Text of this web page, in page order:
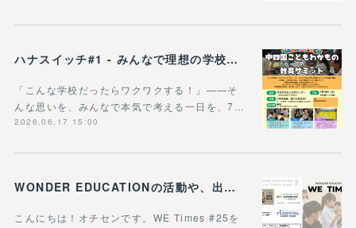
ハナスイッチ#1 - みんなで理想の学校や学びの未来を考える新企画、スタート！
「こんな学校だったらワクワクする！」——そ
んな思いを、みんなで本気で考える一日を、7…
2026.06.17 15:00
WONDER EDUCATIONの活動や、出張講座・講演のご案内をまとめた 『WE Times #25』を公開しました！
こんにちは！オチセンです。WE Times #25を